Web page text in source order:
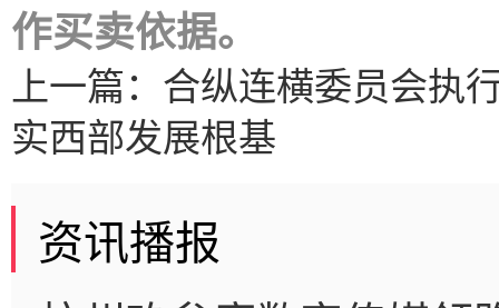
作买卖依据。
上一篇： 合纵连横委员会执
实西部发展根基
资讯播报